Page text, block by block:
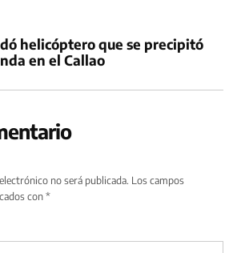
helicóptero que se precipitó
en el Callao
no será publicada. Los campos
con*